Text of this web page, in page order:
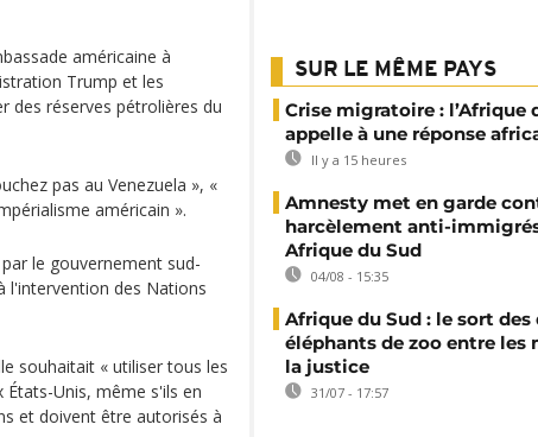
américaine à
Trump et les
des réserves pétrolières du
pas au Venezuela », «
américain ».
le gouvernement sud-
l'intervention des Nations
souhaitait « utiliser tous les
Unis, même s'ils en
et doivent être autorisés à
SUR LE MÊME PAYS
Crise migratoire : l’Afrique
appelle à une réponse
Il y a 15 heures
Amnesty met en garde
harcèlement anti-
Afrique du Sud
04/08 - 15:35
Afrique du Sud : le sort des
éléphants de zoo entre les
la justice
31/07 - 17:57